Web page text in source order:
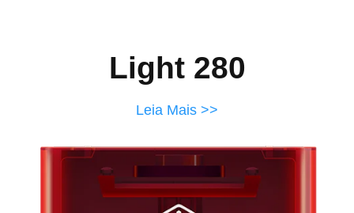
Light 280
Leia Mais >>